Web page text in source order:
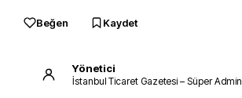
Beğen Kaydet
Yönetici
İstanbul Ticaret Gazetesi – Süper Admin